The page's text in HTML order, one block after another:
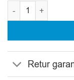
Cantitate
Retur